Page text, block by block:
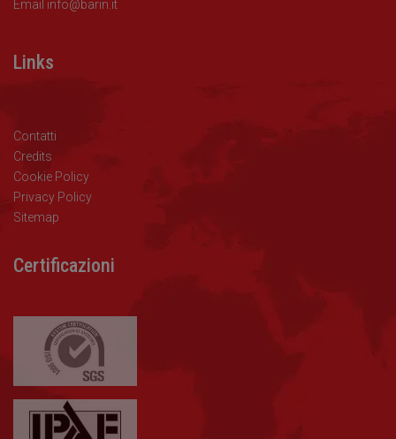
Email info@barin.it
Links
Contatti
Credits
Cookie Policy
Privacy Policy
Sitemap
Certificazioni